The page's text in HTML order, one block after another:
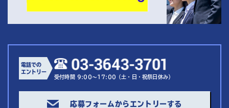
電話での
エントリー
受付時間 9:00～17:00（土・日・祝祭日休み）
応募フォームからエントリーする